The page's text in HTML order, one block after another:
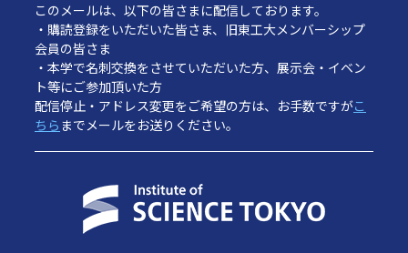
このメールは、以下の皆さまに配信しております。
・購読登録をいただいた皆さま、旧東工大メンバーシップ
会員の皆さま
・本学で名刺交換をさせていただいた方、展示会・イベン
ト等にご参加頂いた方
配信停止・アドレス変更をご希望の方は、お手数ですがこ
ちら までメールをお送りください。